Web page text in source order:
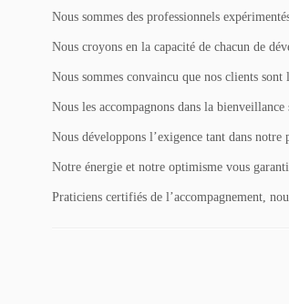
Nous sommes des professionnels
Nous croyons en la capacité de chacun de
Nous sommes convaincu que nos clients sont
Nous les accompagnons dans la
Nous développons l’exigence tant dans notre
Notre énergie et notre optimisme vous
Praticiens certifiés de l’accompagnement,